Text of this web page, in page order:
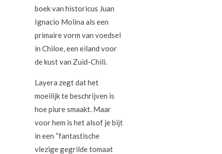
boek van historicus Juan
Ignacio Molina als een
primaire vorm van voedsel
in Chiloe, een eiland voor
de kust van Zuid-Chili.
Layera zegt dat het
moeilijk te beschrijven is
hoe piure smaakt. Maar
voor hem is het alsof je bijt
in een “fantastische
vlezige gegrilde tomaat